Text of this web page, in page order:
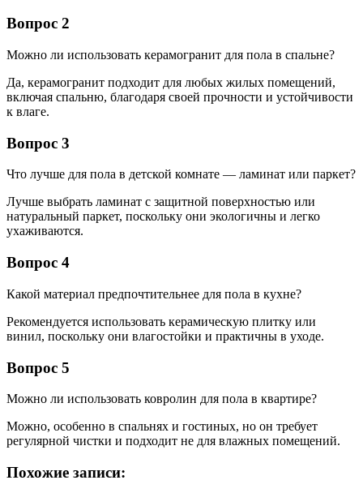
Вопрос 2
Можно ли использовать керамогранит для пола в спальне?
Да, керамогранит подходит для любых жилых помещений,
включая спальню, благодаря своей прочности и устойчивости
к влаге.
Вопрос 3
Что лучше для пола в детской комнате — ламинат или паркет?
Лучше выбрать ламинат с защитной поверхностью или
натуральный паркет, поскольку они экологичны и легко
ухаживаются.
Вопрос 4
Какой материал предпочтительнее для пола в кухне?
Рекомендуется использовать керамическую плитку или
винил, поскольку они влагостойки и практичны в уходе.
Вопрос 5
Можно ли использовать ковролин для пола в квартире?
Можно, особенно в спальнях и гостиных, но он требует
регулярной чистки и подходит не для влажных помещений.
Похожие записи: